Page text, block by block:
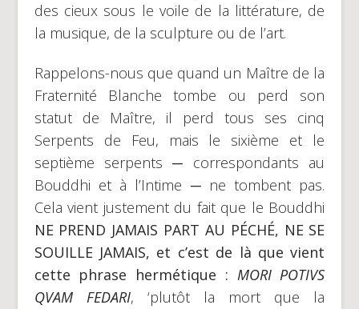
des cieux sous le voile de la littérature, de
la musique, de la sculpture ou de l’art.
Rappelons-nous que quand un Maître de la
Fraternité Blanche tombe ou perd son
statut de Maître, il perd tous ses cinq
Serpents de Feu, mais le sixième et le
septième serpents ─ correspondants au
Bouddhi et à l’Intime ─ ne tombent pas.
Cela vient justement du fait que le Bouddhi
NE PREND JAMAIS PART AU PÉCHÉ, NE SE
SOUILLE JAMAIS, et c’est de là que vient
cette phrase hermétique : MORI POTIVS
QVAM FEDARI, ‘plutôt la mort que la